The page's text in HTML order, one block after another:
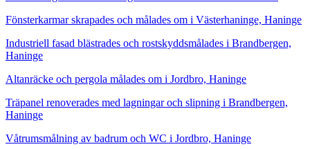
Fönsterkarmar skrapades och målades om i Västerhaninge, Haninge
Industriell fasad blästrades och rostskyddsmålades i Brandbergen,
Haninge
Altanräcke och pergola målades om i Jordbro, Haninge
Träpanel renoverades med lagningar och slipning i Brandbergen,
Haninge
Våtrumsmålning av badrum och WC i Jordbro, Haninge